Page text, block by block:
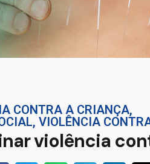
CONTRA A CRIANÇA,
, VIOLÊNCIA
violência